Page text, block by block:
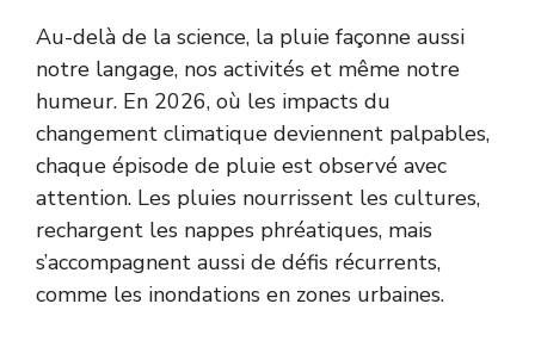
Au-delà de la science, la pluie façonne aussi
notre langage, nos activités et même notre
humeur. En 2026, où les impacts du
changement climatique deviennent palpables,
chaque épisode de pluie est observé avec
attention. Les pluies nourrissent les cultures,
rechargent les nappes phréatiques, mais
s’accompagnent aussi de défis récurrents,
comme les inondations en zones urbaines.